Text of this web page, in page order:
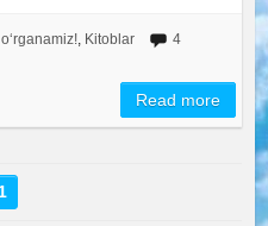
, Kitoblar
4
Read more
1